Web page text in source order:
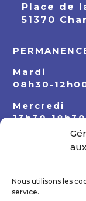
Nous utilisons les
service.
Place de
51370
Mardi
08h30-
Mercredi
13h30-18h30
08h30-